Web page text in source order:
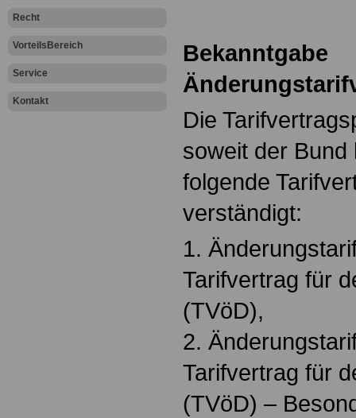
Recht
VorteilsBereich
Service
Kontakt
Bekanntgabe
Die
soweit der Bund
folgende
verständigt:
1.
Tarifvertrag für
(TVöD),
2.
Tarifvertrag für
(TVöD) –